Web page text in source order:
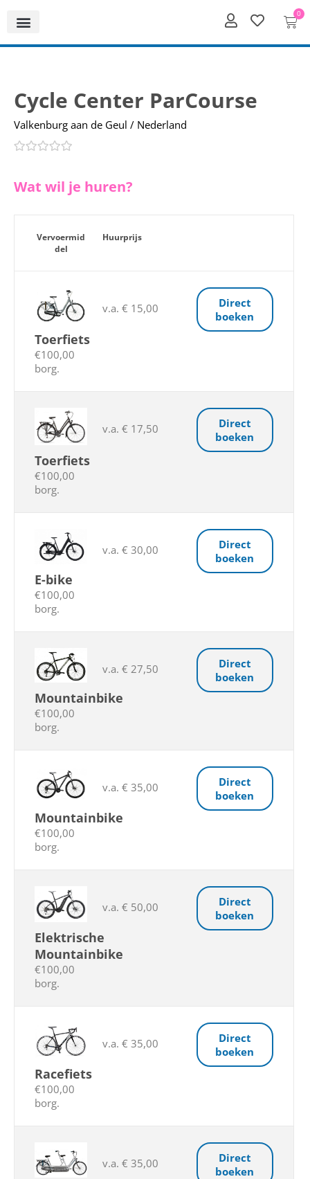
0
Cycle Center ParCourse
Valkenburg aan de Geul / Nederland
Wat wil je huren?
Vervoermid
del
Huurprijs
Toerfiets
€100,00
borg.
v.a. € 15,00
Direct
boeken
Toerfiets
€100,00
borg.
v.a. € 17,50
Direct
boeken
E-bike
€100,00
borg.
v.a. € 30,00
Direct
boeken
Mountainbike
€100,00
borg.
v.a. € 27,50
Direct
boeken
Mountainbike
€100,00
borg.
v.a. € 35,00
Direct
boeken
Elektrische
Mountainbike
€100,00
borg.
v.a. € 50,00
Direct
boeken
Racefiets
€100,00
borg.
v.a. € 35,00
Direct
boeken
v.a. € 35,00
Direct
boeken